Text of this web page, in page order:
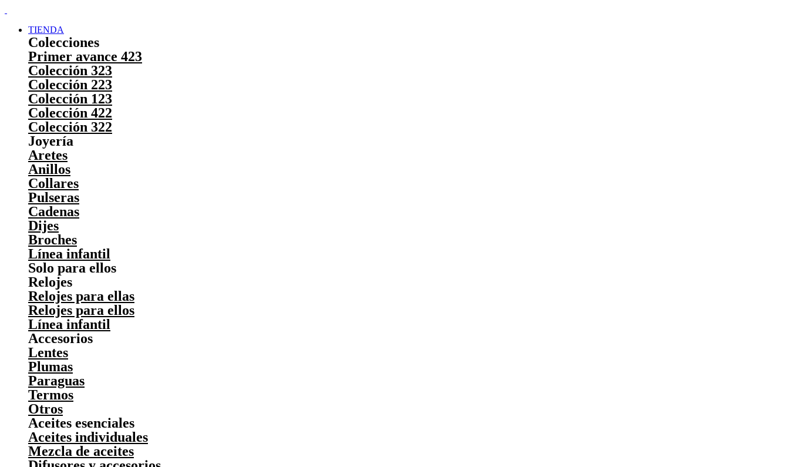
TIENDA
Colecciones
Primer avance 423
Colección 323
Colección 223
Colección 123
Colección 422
Colección 322
Joyería
Aretes
Anillos
Collares
Pulseras
Cadenas
Dijes
Broches
Línea infantil
Solo para ellos
Relojes
Relojes para ellas
Relojes para ellos
Línea infantil
Accesorios
Lentes
Plumas
Paraguas
Termos
Otros
Aceites esenciales
Aceites individuales
Mezcla de aceites